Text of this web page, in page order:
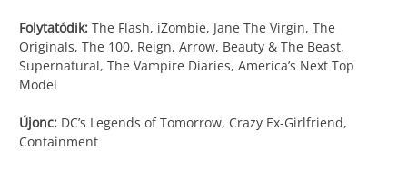
Folytatódik: The Flash, iZombie, Jane The Virgin, The
Originals, The 100, Reign, Arrow, Beauty & The Beast,
Supernatural, The Vampire Diaries, America’s Next Top
Model
Újonc: DC’s Legends of Tomorrow, Crazy Ex-Girlfriend,
Containment